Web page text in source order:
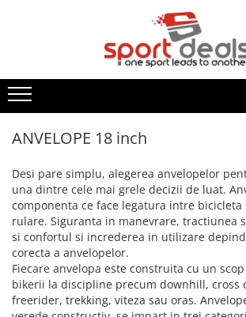
BICICLETE MOUNTAIN BIKE
BICICLETE MTB-HT
BICICLETE MTB-FS
FAT BIKE
BICICLETE BMX/DIRT
BICICLETE ORAS-TREKKING
BICICLETE PLIABILE
BICICLETE ELECTRICE
BICICLETE COPII
ACCESORII/COMPONENTE
ACCESORII BICICLETE
ACCESORII TELEFON
DEGRESANTI
APARATORI NOROI
BIDONASE/SUPORTI
CICLOCOMPUTERE/CEASURI/GPS
CRICURI
ROTI AJUTATOARE
INTRETINERE
LUMINI
ECHIPAMENT CICLISM
CASTI CICLISM
GENTI/COBURI/ BORSETE
BORSETE
RUCSACI
COSTUME TRIATLON
IMBRACAMINTE
BLUZE
INCALZITOARE
JACHETE
PANTALONI
BENZI DE ALERGARE
BICICLETE FITNESS
APARATE MULTIFUNCTIONALE
SIMULATOARE VASLIT
GANTERE/BARE/DISCURI
BARE GREUTATI
BARE TRACTIUNI
DISCURI
GANTERE
ARTICOLE INOT
ACCESORII
CASTI INOT
COSTUME DE BAIE
PAPUCI
OCHELARI INOT
PLUTE INOT
VESTE INOT
TENIS
SPORTURI DE IARNA
MOBILITATE URBANA
TROTINETE ELECTRICE
TROTINETE
ACCESORII TROTINETE
CAMERE TROTINETE
PIESE TROTINETE
ROLE
ANVELOPE 18 inch
Desi pare simplu, alegerea anvelopelor
una dintre cele mai grele decizii de luat.
componenta ce face legatura intre
rulare. Siguranta in manevrare, tractiunea
si confortul si increderea in utilizare
corecta a anvelopelor.
Fiecare anvelopa este construita cu un
bikerii la discipline precum downhill, cross
freerider, trekking, viteza sau oras.